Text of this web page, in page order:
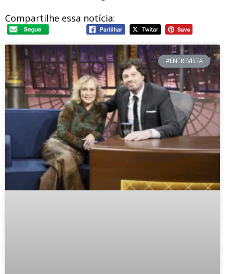
Compartilhe essa notícia:
#ENTREVISTA